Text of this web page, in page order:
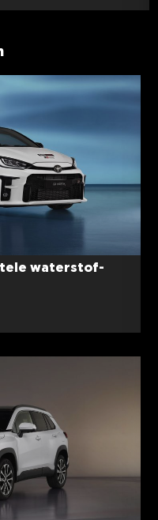
waterstof-